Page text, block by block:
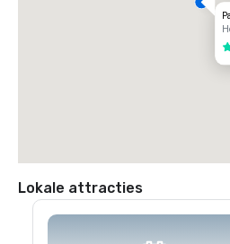
4
Lokale attracties